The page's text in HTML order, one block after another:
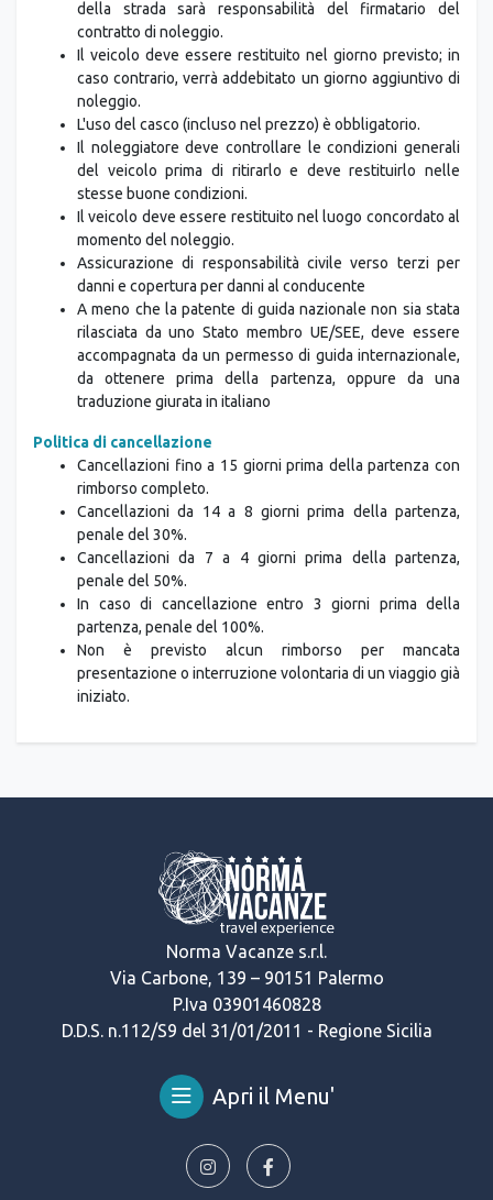
contratto di noleggio.
Il veicolo deve essere restituito nel giorno previsto; in
caso contrario, verrà addebitato un giorno aggiuntivo di
noleggio.
L'uso del casco (incluso nel prezzo) è obbligatorio.
Il noleggiatore deve controllare le condizioni generali
del veicolo prima di ritirarlo e deve restituirlo nelle
stesse buone condizioni.
Il veicolo deve essere restituito nel luogo concordato al
momento del noleggio.
Assicurazione di responsabilità civile verso terzi per
danni e copertura per danni al conducente
A meno che la patente di guida nazionale non sia stata
rilasciata da uno Stato membro UE/SEE, deve essere
accompagnata da un permesso di guida internazionale,
da ottenere prima della partenza, oppure da una
traduzione giurata in italiano
Cancellazioni fino a 15 giorni prima della partenza con
rimborso completo.
Cancellazioni da 14 a 8 giorni prima della partenza,
penale del 30%.
Cancellazioni da 7 a 4 giorni prima della partenza,
penale del 50%.
In caso di cancellazione entro 3 giorni prima della
partenza, penale del 100%.
Non è previsto alcun rimborso per mancata
presentazione o interruzione volontaria di un viaggio già
iniziato.
Norma Vacanze s.r.l.
Via Carbone, 139 – 90151 Palermo
P.Iva 03901460828
D.D.S. n.112/S9 del 31/01/2011 - Regione Sicilia
© 2024 Norma Vacanze s.r.l.